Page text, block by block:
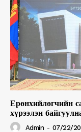
Ерөнхийлөгчийн
хүрээлэн
Admin - 07/22/